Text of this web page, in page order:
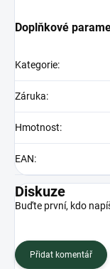
Doplňkové
Kategorie:
Záruka:
Hmotnost:
EAN:
Diskuze
Buďte první, kdo
Přidat komentář